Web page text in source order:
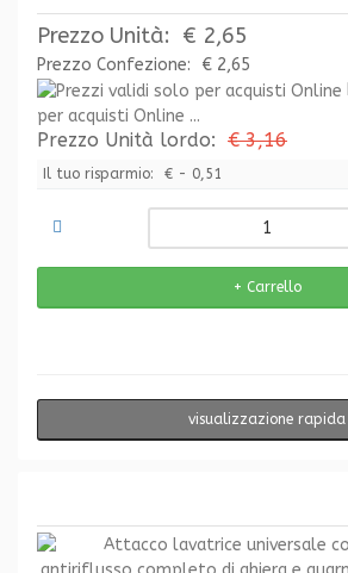
Prezzo Unità: € 2,65
Prezzo Confezione:
€ 2,65
per acquisti Online ...
Prezzo Unità lordo: € 3,16
Il tuo risparmio: € - 0,51
visualizzazione rapida